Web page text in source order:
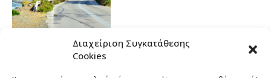
Διαχείριση Συγκατάθεσης
Cookies